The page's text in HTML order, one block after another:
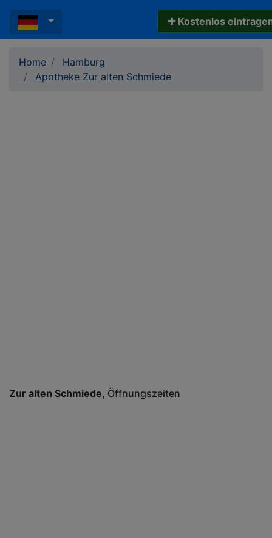
✚ Kostenlos
Home
Hamburg
Apotheke Zur alten Schmiede
Zur alten Schmiede Öffnungszeiten